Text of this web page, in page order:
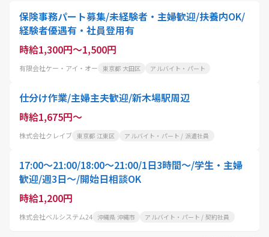
保険事務パート募集/未経験者・主婦歓迎/扶養内OK/
経験者優遇有・社員登用有
時給1,300円～1,500円
有限会社ケー・アイ・オー 東京都 大田区 アルバイト・パート
仕分け作業/主婦主夫歓迎/新木場駅周辺
時給1,675円～
株式会社クレイブ 東京都 江東区 アルバイト・パート / 派遣社員
17:00～21:00/18:00～21:00/1日3時間～/学生・主婦
歓迎/週3日～/開始日相談OK
時給1,200円
株式会社ベルシステム24 沖縄県 沖縄市 アルバイト・パート / 契約社員